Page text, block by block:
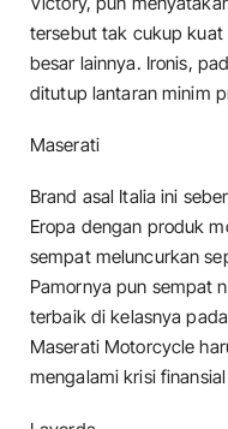
tersebut tak cukup
besar lainnya. Ironis,
ditutup lantaran minim
Maserati
Brand asal Italia ini
Eropa dengan produk
sempat meluncurkan
Pamornya pun sempat
terbaik di kelasnya
Maserati Motorcycle
mengalami krisi